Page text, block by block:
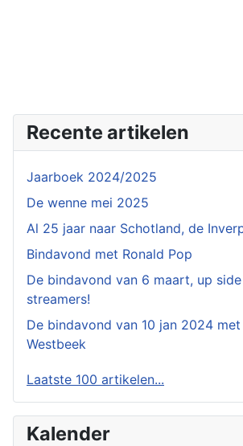
Recente artikelen
Jaarboek 2024/2025
De wenne mei 2025
Al 25 jaar naar Schotland, de
Bindavond met Ronald Pop
De bindavond van 6 maart, up
streamers!
De bindavond van 10 jan 2024
Westbeek
Laatste 100 artikelen...
Kalender